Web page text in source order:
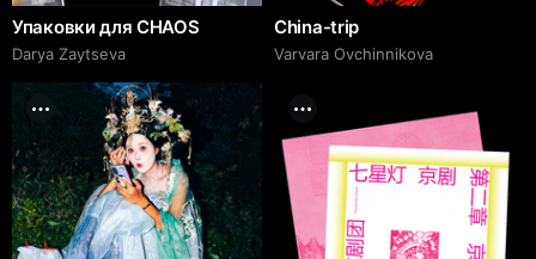
Упаковки для CHAOS
Darya Zaytseva
China-trip
Varvara Ovchinnikova